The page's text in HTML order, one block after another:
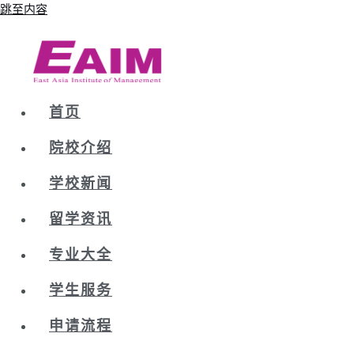
跳至内容
首页
院校介绍
学校新闻
留学资讯
专业大全
学生服务
申请流程